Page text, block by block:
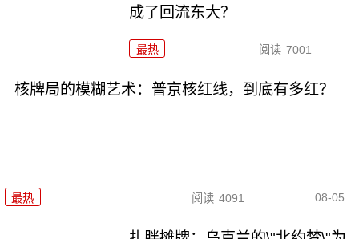
成了回流东大？
最热 阅读 7001
核牌局的模糊艺术：普京核红线，到底有多红？
最热 阅读 4091 08-05